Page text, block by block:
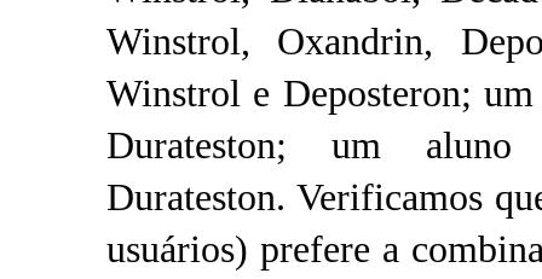
Winstrol, Oxandrin,
Winstrol e Deposteron;
Durateston; um aluno
Durateston. Verificamos
usuários) prefere a